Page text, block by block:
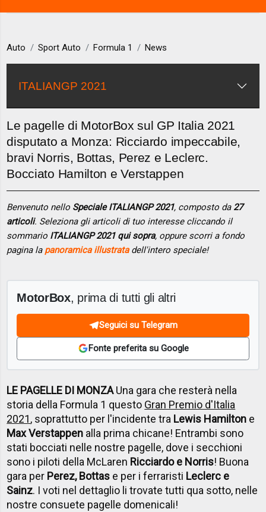
Auto Sport Auto Formula 1 News
ITALIANGP 2021
Le pagelle di MotorBox sul GP Italia 2021
disputato a Monza: Ricciardo impeccabile,
bravi Norris, Bottas, Perez e Leclerc.
Bocciato Hamilton e Verstappen
Benvenuto nello Speciale ITALIANGP 2021, composto da 27
articoli. Seleziona gli articoli di tuo interesse cliccando il
sommario ITALIANGP 2021 qui sopra, oppure scorri a fondo
pagina la panoramica illustratadell'intero speciale!
MotorBox, prima di tutti gli altri
Seguici su Telegram
Fonte preferita su Google
LE PAGELLE DI MONZAUna gara che resterà nella
storia della Formula 1 questo Gran Premio d'Italia
2021, soprattutto per l'incidente tra Lewis Hamilton e
Max Verstappen alla prima chicane! Entrambi sono
stati bocciati nelle nostre pagelle, dove i secchioni
sono i piloti della McLaren Ricciardo e Norris! Buona
gara per Perez, Bottas e per i ferraristi Leclerc e
Sainz. I voti nel dettaglio li trovate tutti qua sotto, nelle
nostre consuete pagelle domenicali!